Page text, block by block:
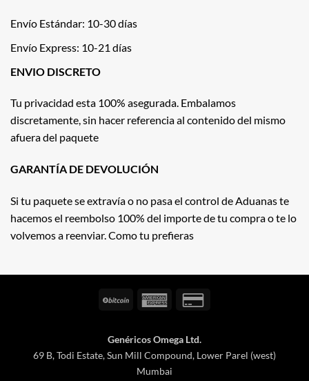
Envío Estándar: 10-30 días
Envío Express: 10-21 días
ENVIO DISCRETO
Tu privacidad esta 100% asegurada. Embalamos
discretamente, sin hacer referencia al contenido del mismo
afuera del paquete
GARANTÍA DE DEVOLUCIÓN
Si tu paquete se extravía o no pasa el control de Aduanas te
hacemos el reembolso 100% del importe de tu compra o te lo
volvemos a reenviar. Como tu prefieras
BitCoin
American
Genéricos Omega Ltd.
69 B, Todi Estate, Sun Mill Compound, Lower Parel (west)
Mumbai